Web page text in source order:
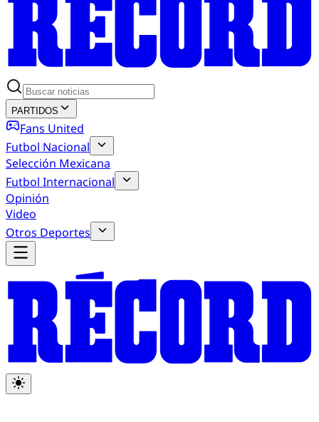
PARTIDOS
Fans United
Futbol Nacional
Selección Mexicana
Futbol Internacional
Opinión
Video
Otros Deportes